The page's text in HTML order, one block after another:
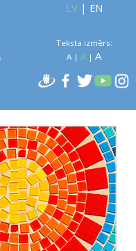
LV| EN
Teksta izmērs:
A| A| A